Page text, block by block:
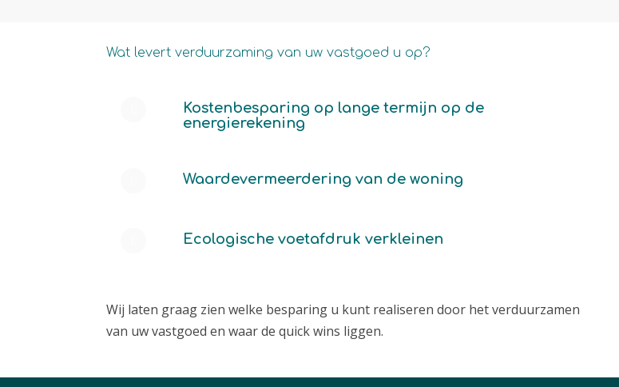
Wat levert verduurzaming van uw vastgoed u op?
Kostenbesparing op lange termijn op de
energierekening
Waardevermeerdering van de woning
Ecologische voetafdruk verkleinen
Wij laten graag zien welke besparing u kunt realiseren door het verduurzamen
van uw vastgoed en waar de quick wins liggen.